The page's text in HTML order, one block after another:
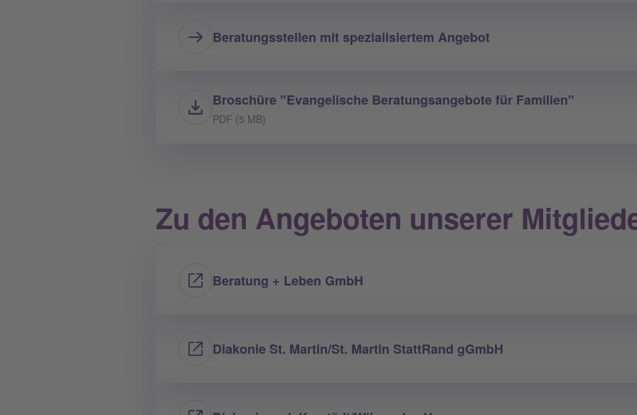
Beratungsstellen mit spezialisiertem Angebot
Broschüre "Evangelische Beratungsangebote für Familien"
PDF (5 MB)
Zu den Angeboten unserer
Beratung + Leben GmbH
Diakonie St. Martin/St. Martin StattRand gGmbH